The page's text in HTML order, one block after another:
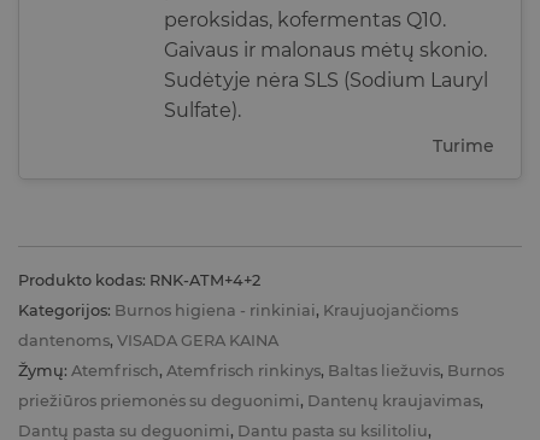
peroksidas, kofermentas Q10.
Gaivaus ir malonaus mėtų skonio.
Sudėtyje nėra SLS (Sodium Lauryl
Sulfate).
Turime
Produkto kodas: RNK-ATM+4+2
Kategorijos: Burnos higiena - rinkiniai, Kraujuojančioms
dantenoms, VISADA GERA KAINA
Žymų: Atemfrisch, Atemfrisch rinkinys, Baltas liežuvis, Burnos
priežiūros priemonės su deguonimi, Dantenų kraujavimas,
Dantų pasta su deguonimi, Dantu pasta su ksilitoliu,